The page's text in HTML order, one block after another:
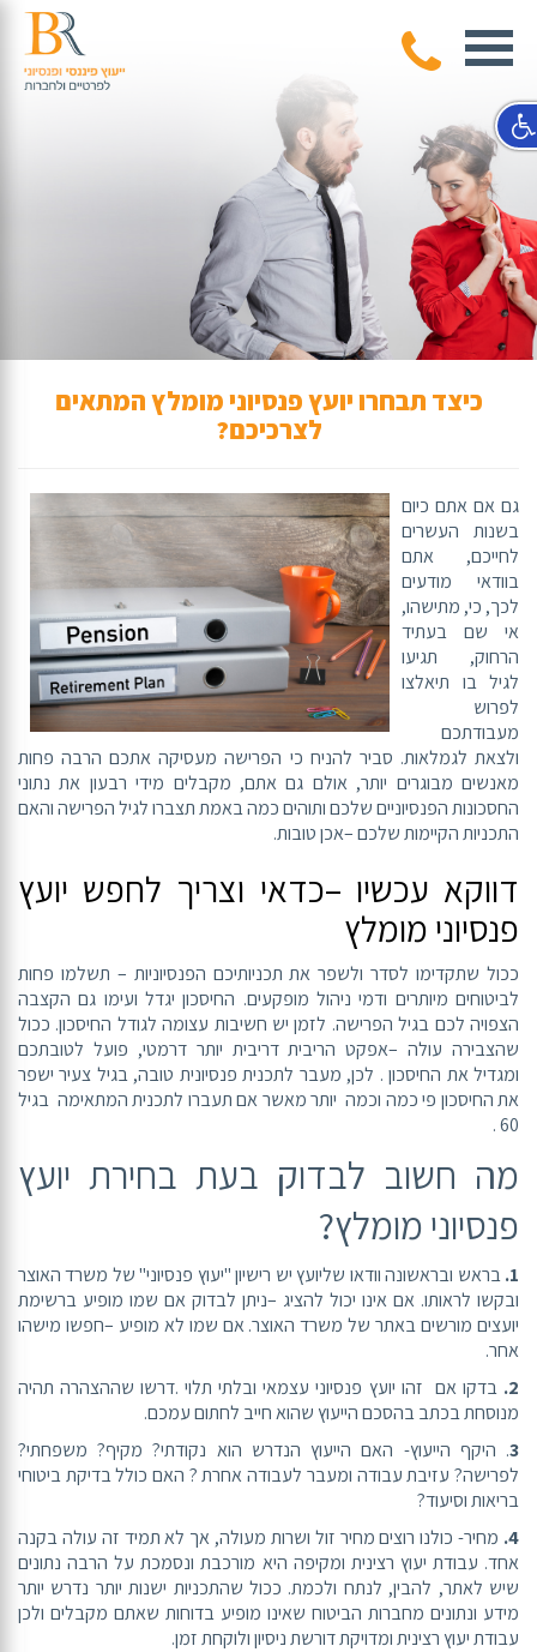
כתבות
כיצד תבחרו יועץ פנסיוני מומלץ המתאים
לצרכיכם?
גם אם אתם כיום
בשנות העשרים
לחייכם, אתם
בוודאי מודעים
לכך, כי, מתישהו,
אי שם בעתיד
הרחוק, תגיעו
לגיל בו תיאלצו
לפרוש
מעבודתכם
ולצאת לגמלאות. סביר להניח כי הפרישה מעסיקה אתכם הרבה פחות
מאנשים מבוגרים יותר, אולם גם אתם, מקבלים מידי רבעון את נתוני
החסכונות הפנסיוניים שלכם ותוהים כמה באמת תצברו לגיל הפרישה והאם
התכניות הקיימות שלכם –אכן טובות.
דווקא עכשיו –כדאי וצריך לחפש יועץ
פנסיוני מומלץ
ככול שתקדימו לסדר ולשפר את תכניותיכם הפנסיוניות – תשלמו פחות
לביטוחים מיותרים ודמי ניהול מופקעים. החיסכון יגדל ועימו גם הקצבה
הצפויה לכם בגיל הפרישה. לזמן יש חשיבות עצומה לגודל החיסכון. ככול
שהצבירה עולה –אפקט הריבית דריבית יותר דרמטי, פועל לטובתכם
ומגדיל את החיסכון . לכן, מעבר לתכנית פנסיונית טובה, בגיל צעיר ישפר
את החיסכון פי כמה וכמה יותר מאשר אם תעברו לתכנית המתאימה בגיל
60 .
מה חשוב לבדוק בעת בחירת יועץ
פנסיוני מומלץ?
1. בראש ובראשונה וודאו שליועץ יש רישיון "יעוץ פנסיוני" של משרד האוצר
ובקשו לראותו. אם אינו יכול להציג –ניתן לבדוק אם שמו מופיע ברשימת
יועצים מורשים באתר של משרד האוצר. אם שמו לא מופיע –חפשו מישהו
אחר.
2. בדקו אם זהו יועץ פנסיוני עצמאי ובלתי תלוי .דרשו שההצהרה תהיה
מנוסחת בכתב בהסכם הייעוץ שהוא חייב לחתום עמכם.
3. היקף הייעוץ- האם הייעוץ הנדרש הוא נקודתי? מקיף? משפחתי?
לפרישה? עזיבת עבודה ומעבר לעבודה אחרת ? האם כולל בדיקת ביטוחי
בריאות וסיעוד?
4. מחיר- כולנו רוצים מחיר זול ושרות מעולה, אך לא תמיד זה עולה בקנה
אחד. עבודת יעוץ רצינית ומקיפה היא מורכבת ונסמכת על הרבה נתונים
שיש לאתר, להבין, לנתח ולכמת. ככול שהתכניות ישנות יותר נדרש יותר
מידע ונתונים מחברות הביטוח שאינו מופיע בדוחות שאתם מקבלים ולכן
עבודת יעוץ רצינית ומדויקת דורשת ניסיון ולוקחת זמן.